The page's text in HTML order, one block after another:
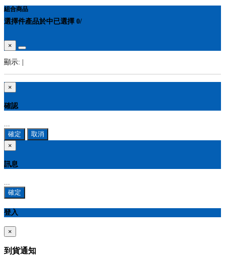
組合商品
選擇件產品於中已選擇 0/
×
顯示: |
×
確認
確定
取消
×
訊息
確定
登入
×
到貨通知